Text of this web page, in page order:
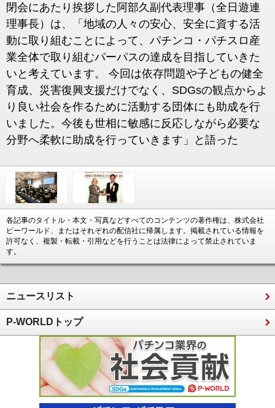
閉会にあたり挨拶した阿部久副代表理事（全日遊連
理事長）は、「地域の人々の安心、安全に資する活
動に取り組むことによって、パチンコ・パチスロ産
業全体で取り組むパーパスの達成を目指していきた
いと考えています。 今回は依存問題や子どもの健全
育成、災害復興支援だけでなく、SDGsの観点からよ
り良い社会を作るために活動する団体にも助成を行
いました。今後も世相に敏感に反応しながら必要な
分野へ柔軟に助成を行っていきます」と語った
各記事のタイトル・本文・写真などすべてのコンテンツの著作権は、株式会社
ピーワールド、またはそれぞれの配信社に帰属します。掲載されている情報を
許可なく、複製・転載・引用などを行うことは法律によって禁止されていま
す。
ニュースリスト
P-WORLDトップ